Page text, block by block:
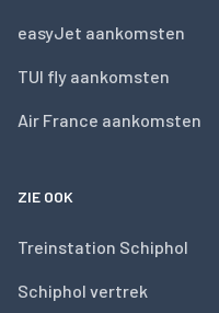
easyJet aankomsten
TUI fly aankomsten
Air France aankomsten
ZIE OOK
Treinstation Schiphol
Schiphol vertrek